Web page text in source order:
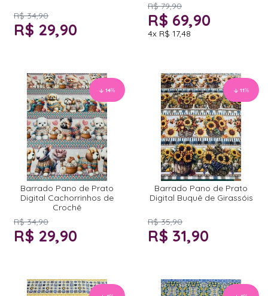
R$ 34,90
R$ 29,90
R$ 79,90
R$ 69,90
4x R$ 17,48
14%
Barrado Pano de Prato
Digital Cachorrinhos de
Crochê
R$ 34,90
R$ 29,90
11%
Barrado Pano de Prato
Digital Buquê de Girassóis
R$ 35,90
R$ 31,90